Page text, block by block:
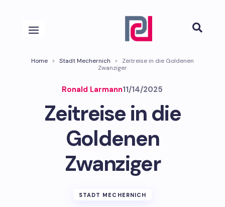

Home > Stadt Mechernich >
Zeitreise in die Goldenen
Zwanziger
Ronald Larmann11/14/2025
Zeitreise in die
Goldenen
Zwanziger
STADT MECHERNICH